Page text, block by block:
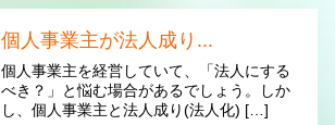
個人事業主が法人成り...
個人事業主を経営していて、「法人にする
べき？」と悩む場合があるでしょう。しか
し、個人事業主と法人成り(法人化) […]